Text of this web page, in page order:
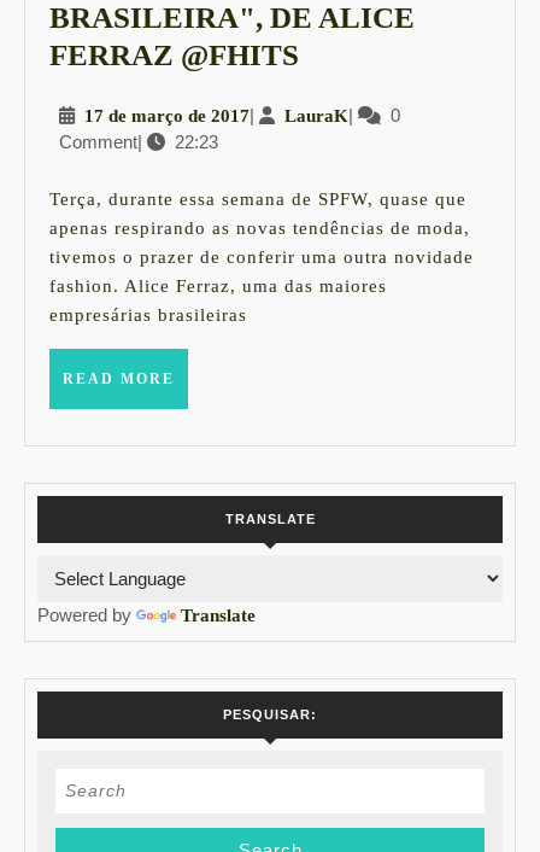
BRASILEIRA", DE ALICE
FERRAZ @FHITS
"MODA
BRASILEIRA",
DE
ALICE
17 de março de 201717
de
| LauraKLauraK
|
0
Comment| 22:23
Terça, durante essa semana de SPFW, quase que
apenas respirando as novas tendências de moda,
tivemos o prazer de conferir uma outra novidade
fashion. Alice Ferraz, uma das maiores
empresárias brasileiras
READ MORE
TRANSLATE
Powered by Translate
PESQUISAR:
Search